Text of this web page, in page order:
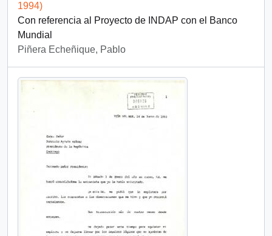
1994)
Con referencia al Proyecto de INDAP con el Banco
Mundial
Piñera Echeñique, Pablo